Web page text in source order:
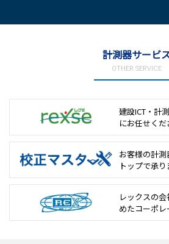
計測器サービ
OTHER SERVICE
建設ICT・計
にお任せくだ
お客様の計
トップで承り
レックスの
めたコーポレ